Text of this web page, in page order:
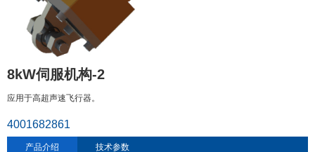
8kW伺服机构-2
应用于高超声速飞行器。
4001682861
产品介绍 技术参数